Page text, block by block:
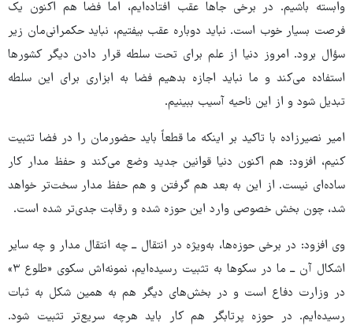
وابسته باشیم. در برخی جاها عقب افتاده‌ایم، اما فضا هم اکنون یک
فرصت بسیار خوب است. نباید دوباره عقب بیفتیم، نباید حکمرانی‌مان زیر
سؤال برود. امروز دنیا از علم برای تحت سلطه قرار دادن دیگر کشورها
استفاده می‌کند و ما نباید اجازه بدهیم فضا به ابزاری برای این سلطه
تبدیل شود و از این ناحیه آسیب ببینیم.
امیر نصیرزاده با تاکید بر اینکه ما قطعاً باید حضورمان را در فضا تثبیت
کنیم، افزود: هم اکنون دنیا قوانین جدید وضع می‌کند و حفظ مدار کار
ساده‌ای نیست. از این به بعد هم گرفتن و هم حفظ مدار سخت‌تر خواهد
شد، چون بخش خصوصی وارد این حوزه شده و رقابت جدی‌تر شده است.
وی افزود: در برخی حوزه‌ها، به‌ویژه در انتقال ــ چه انتقال مدار و چه سایر
اشکال آن ــ ما در سکوها به تثبیت رسیده‌ایم، نمونه‌اش سکوی «طلوع ۳»
در وزارت دفاع است و در بخش‌های دیگر هم به همین شکل به ثبات
رسیده‌ایم. در حوزه پرتابگر هم کار باید هرچه سریع‌تر تثبیت شود.